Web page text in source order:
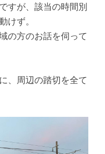
すが、該当の時間別
けず。
の方のお話を伺って
、周辺の踏切を全て